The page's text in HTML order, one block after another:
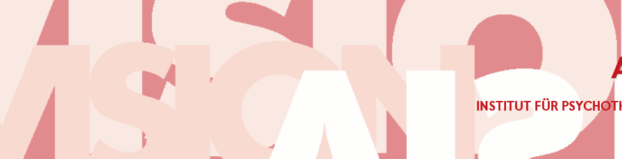
INSTITUT FÜR